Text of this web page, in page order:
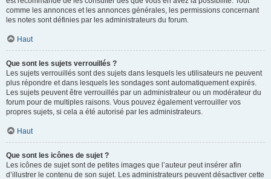
comme les annonces et les annonces générales, les permissions concernant
les notes sont définies par les administrateurs du forum.
Haut
Que sont les sujets verrouillés ?
Les sujets verrouillés sont des sujets dans lesquels les utilisateurs ne peuvent
plus répondre et dans lesquels les sondages sont automatiquement expirés.
Les sujets peuvent être verrouillés par un administrateur ou un modérateur du
forum pour de multiples raisons. Vous pouvez également verrouiller vos
propres sujets, si cela a été autorisé par les administrateurs.
Haut
Que sont les icônes de sujet ?
Les icônes de sujet sont de petites images que l’auteur peut insérer afin
d’illustrer le contenu de son sujet. Les administrateurs peuvent désactiver cette